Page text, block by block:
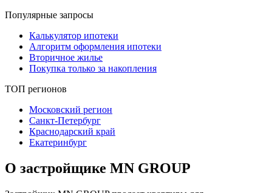
Популярные запросы
Калькулятор ипотеки
Алгоритм оформления ипотеки
Вторичное жилье
Покупка только за накопления
ТОП регионов
Московский регион
Санкт-Петербург
Краснодарский край
Екатеринбург
О застройщике MN GROUP